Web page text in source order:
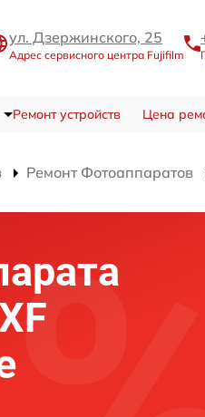
ул. Дзержинского, 25
Адрес сервисного центра Fujifilm
Ремонт устройств Цена
Ремонт Фотоаппаратов